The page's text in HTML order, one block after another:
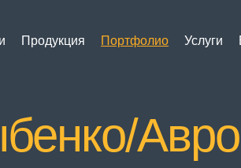
Продукция Портфолио Услуги